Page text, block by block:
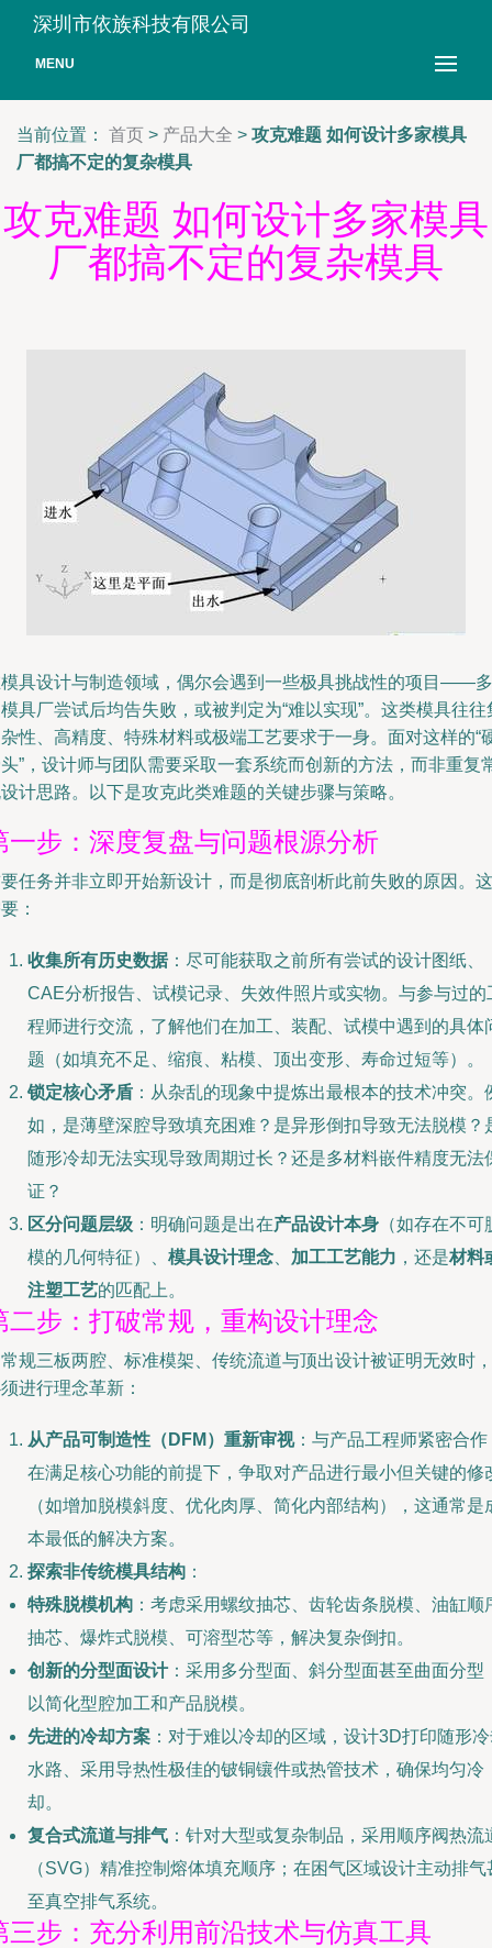
深圳市依族科技有限公司
MENU
当前位置： 首页 > 产品大全 > 攻克难题 如何设计多家模具
厂都搞不定的复杂模具
攻克难题 如何设计多家模具
厂都搞不定的复杂模具
具设计与制造领域，偶尔会遇到一些极具挑战性的项目——多
具厂尝试后均告失败，或被判定为“难以实现”。这类模具往往
性、高精度、特殊材料或极端工艺要求于一身。面对这样的“
”，设计师与团队需要采取一套系统而创新的方法，而非重复
计思路。以下是攻克此类难题的关键步骤与策略。
一步：深度复盘与问题根源分析
任务并非立即开始新设计，而是彻底剖析此前失败的原因。这
：
收集所有历史数据：尽可能获取之前所有尝试的设计图纸、
CAE分析报告、试模记录、失效件照片或实物。与参与过的
程师进行交流，了解他们在加工、装配、试模中遇到的具体
题（如填充不足、缩痕、粘模、顶出变形、寿命过短等）。
锁定核心矛盾 ：从杂乱的现象中提炼出最根本的技术冲突。
如，是薄壁深腔导致填充困难？是异形倒扣导致无法脱模？
随形冷却无法实现导致周期过长？还是多材料嵌件精度无法
证？
区分问题层级 ：明确问题是出在产品设计本身 （如存在不可
模的几何特征）、 模具设计理念 加工工艺能力 ，还是材料
注塑工艺的匹配上。
二步：打破常规，重构设计理念
规三板两腔、标准模架、传统流道与顶出设计被证明无效时，
进行理念革新：
从产品可制造性（DFM）重新审视：与产品工程师紧密合作
在满足核心功能的前提下，争取对产品进行最小但关键的修
（如增加脱模斜度、优化肉厚、简化内部结构），这通常是
本最低的解决方案。
探索非传统模具结构 ：
特殊脱模机构 ：考虑采用螺纹抽芯、齿轮齿条脱模、油缸顺
抽芯、爆炸式脱模、可溶型芯等，解决复杂倒扣。
创新的分型面设计：采用多分型面、斜分型面甚至曲面分型
以简化型腔加工和产品脱模。
先进的冷却方案 ：对于难以冷却的区域，设计3D打印随形
水路、采用导热性极佳的铍铜镶件或热管技术，确保均匀冷
却。
复合式流道与排气 ：针对大型或复杂制品，采用顺序阀热流
（SVG）精准控制熔体填充顺序；在困气区域设计主动排气
至真空排气系统。
三步：充分利用前沿技术与仿真工具